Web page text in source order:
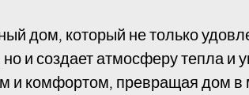
дом, который не только
и создает атмосферу тепла и
и комфортом, превращая дом в